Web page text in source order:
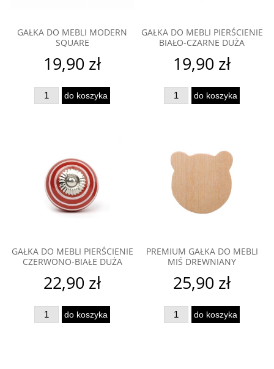
GAŁKA DO MEBLI MODERN
SQUARE
19,90 zł
do koszyka
GAŁKA DO MEBLI PIERŚCIENIE
BIAŁO-CZARNE DUŻA
19,90 zł
do koszyka
GAŁKA DO MEBLI PIERŚCIENIE
CZERWONO-BIAŁE DUŻA
22,90 zł
do koszyka
PREMIUM GAŁKA DO MEBLI
MIŚ DREWNIANY
25,90 zł
do koszyka